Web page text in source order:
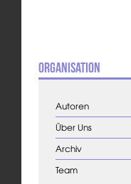
Organisation
Autoren
Über Uns
Archiv
Team